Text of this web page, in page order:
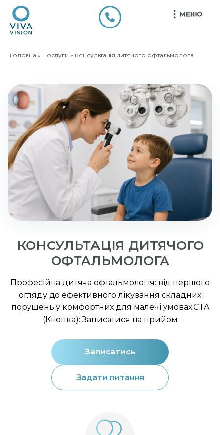
Головна » Послуги » Консультація дитячого офтальмолога
КОНСУЛЬТАЦІЯ ДИТЯЧОГО
ОФТАЛЬМОЛОГА
Професійна дитяча офтальмологія: від першого
огляду до ефективного лікування складних
порушень у комфортних для малечі умовах.CTA
(Кнопка): Записатися на прийом
Записатись
Задати питання